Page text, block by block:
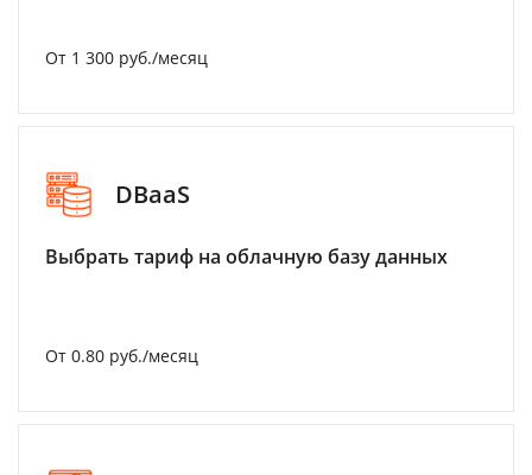
От 1 300 руб./месяц
DBaaS
Выбрать тариф на облачную базу данных
От 0.80 руб./месяц